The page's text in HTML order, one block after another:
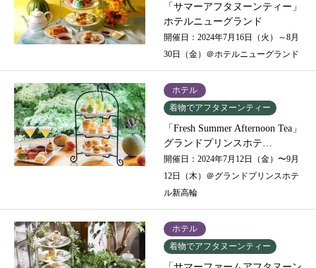
「サマーアフタヌーンティー」
ホテルニューグランド
開催日：2024年7月16日（火）～8月
30日（金）＠ホテルニューグランド
ホテル
着物でアフタヌーンティー
「Fresh Summer Afternoon Tea」
グランドプリンスホテ…
開催日：2024年7月12日（金）〜9月
12日（木）＠グランドプリンスホテ
ル新高輪
ホテル
着物でアフタヌーンティー